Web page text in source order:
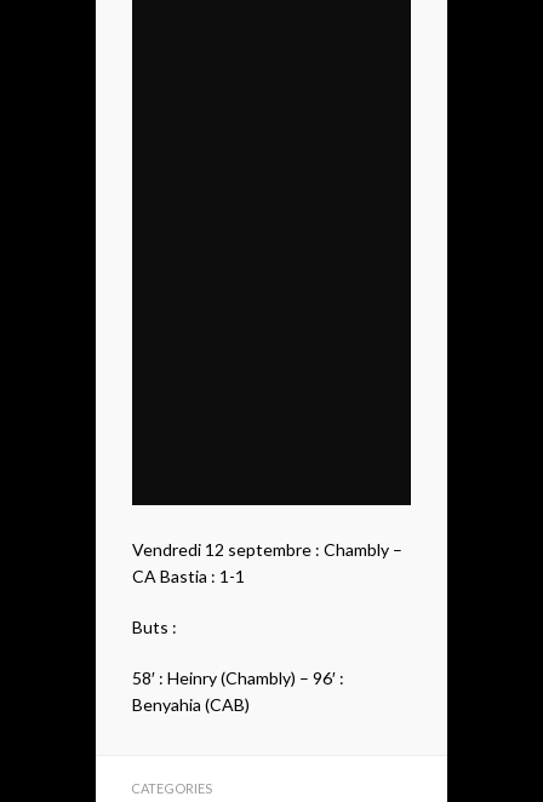
Vendredi 12 septembre : Chambly –
CA Bastia : 1-1
Buts :
58′ : Heinry (Chambly) – 96′ :
Benyahia (CAB)
CATEGORIES